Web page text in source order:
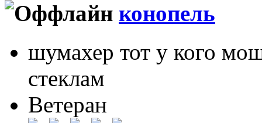
конопель
шумахер тот у кого
стеклам
Ветеран